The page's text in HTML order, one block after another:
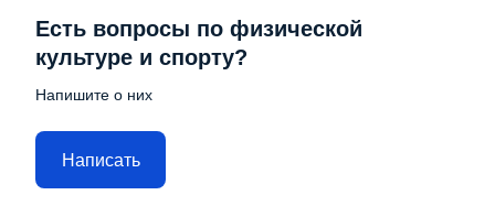
Есть вопросы по физической
культуре и спорту?
Напишите о них
Написать